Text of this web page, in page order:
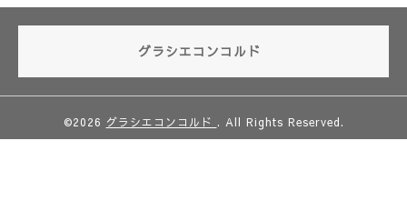
グラシエコンコルド
©2026 グラシエコンコルド . All Rights Reserved.